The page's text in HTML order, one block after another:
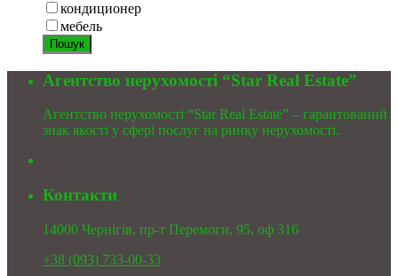
кондиционер
мебель
Пошук
Агентство нерухомості “Star Real Estate”
Агентство нерухомості “Star Real Estate” – гарантований
знак якості у сфері послуг на ринку нерухомості.
Контакти
14000 Чернігів, пр-т Перемоги, 95, оф 316
+38 (093) 733-00-33